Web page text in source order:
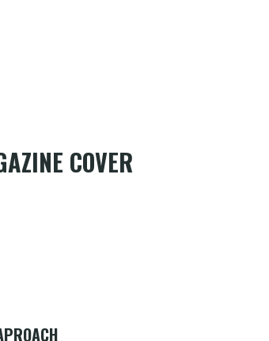
COVER